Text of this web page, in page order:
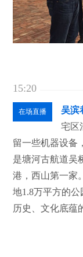
15:20
在场直播 吴滨
宅区
留一些机器设备
是塘河古航道吴
港，西山第一家
地1.8万平方的
历史、文化底蕴